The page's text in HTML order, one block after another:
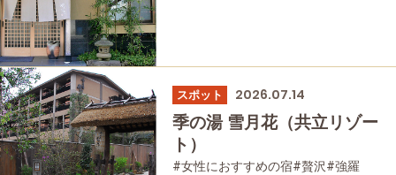
スポット 2026.07.14
季の湯 雪月花（共立リゾー
ト）
#女性におすすめの宿#贅沢#強羅